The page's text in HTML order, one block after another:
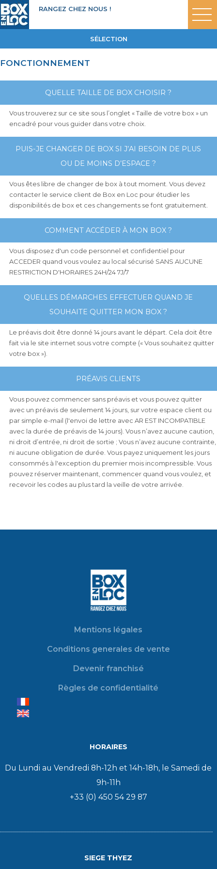
RANGEZ CHEZ NOUS !
SÉLECTION
FONCTIONNEMENT
QUELLE TAILLE DE BOX CHOISIR ?
Vous trouverez sur ce site sous l’onglet « Taille de votre box » un
encadré pour vous guider dans votre choix.
PUIS-JE CHANGER DE BOX SI J’AI BESOIN DE PLUS
OU DE MOINS D’ESPACE ?
Vous êtes libre de changer de box à tout moment. Vous devez
contacter le service client de Box en Loc pour étudier les
disponibilités de box et ces changements se font gratuitement.
COMMENT ACCÉDER À MON BOX ?
Vous disposez d'un code personnel et confidentiel pour
ACCEDER quand vous voulez au local sécurisé SANS AUCUNE
RESTRICTION D'HORAIRES 24H/24 7J/7
QUELLES DÉMARCHES EFFECTUER QUAND JE
SOUHAITE QUITTER MON BOX ?
Le préavis doit être donné 14 jours avant le départ. Cela doit être
fait via le site internet sous votre compte (« Vous souhaitez quitter
votre box »).
PRÉAVIS CLIENTS
Vous pouvez commencer sans préavis et vous pouvez quitter
avec un préavis de seulement 14 jours, sur votre espace client ou
par simple e-mail (l'envoi de lettre avec AR EST INCOMPATIBLE
avec la durée de préavis de 14 jours). Vous n’avez aucune caution,
ni droit d’entrée, ni droit de sortie ; Vous n’avez aucune contrainte,
ni aucune obligation de durée. Vous payez uniquement les jours
consommés à l'exception du premier mois incompressible. Vous
pouvez réserver maintenant, commencer quand vous voulez, et
recevoir les codes au plus tard la veille de votre arrivée.
Mentions légales
Conditions generales de vente
Devenir franchisé
Règles de confidentialité
HORAIRES
Du Lundi au Vendredi 8h-12h et 14h-18h, le Samedi de
9h-11h
+33 (0) 450 54 29 87
SIEGE THYEZ